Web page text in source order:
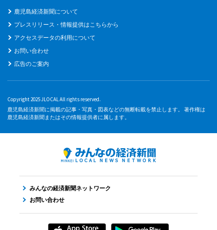
鹿児島経済新聞について
プレスリリース・情報提供はこちらから
アクセスデータの利用について
お問い合わせ
広告のご案内
Copyright 2025 JLOCAL All rights reserved.
鹿児島経済新聞に掲載の記事・写真・図表などの無断転載を禁止します。 著作権は
鹿児島経済新聞またはその情報提供者に属します。
みんなの経済新聞ネットワーク
お問い合わせ